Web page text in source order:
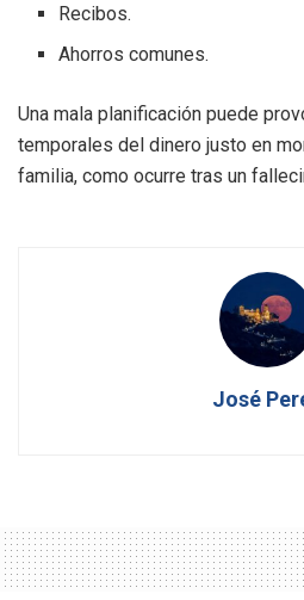
Recibos.
Ahorros comunes.
Una mala planificación puede
temporales del dinero justo en
familia, como ocurre tras un
José